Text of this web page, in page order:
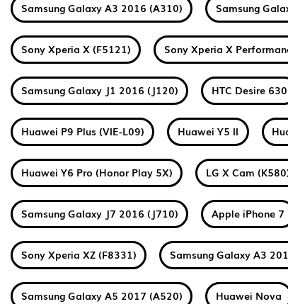
Samsung Galaxy A3 2016 (A310) Samsung
Sony Xperia X (F5121) Sony Xperia X
Samsung Galaxy J1 2016 (J120) HTC Desire 630
Huawei P9 Plus (VIE-L09) Huawei Y5 II
Huawei Y6 Pro (Honor Play 5X) LG X Cam
Samsung Galaxy J7 2016 (J710) Apple iPhone 7
Sony Xperia XZ (F8331) Samsung Galaxy A3
Samsung Galaxy A5 2017 (A520) Huawei Nova